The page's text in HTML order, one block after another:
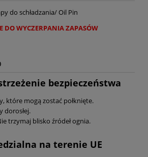
do schładzania/ Oil Pin
DO WYCZERPANIA ZAPASÓW
bezpieczeństwa
które mogą zostać połknięte.
dorosłej.
trzymaj blisko źródeł ognia.
na terenie UE